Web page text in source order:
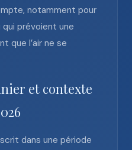
notamment pour
prévoient une
que l’air ne se
et contexte
dans une période